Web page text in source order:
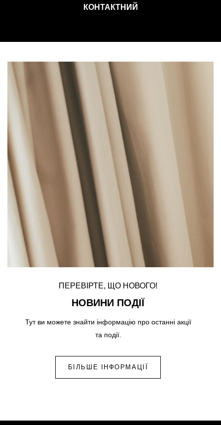
КОНТАКТНИЙ
ПЕРЕВІРТЕ, ЩО НОВОГО!
НОВИНИ ПОДІЇ
Тут ви можете знайти інформацію про останні акції
та події.
БІЛЬШЕ ІНФОРМАЦІЇ